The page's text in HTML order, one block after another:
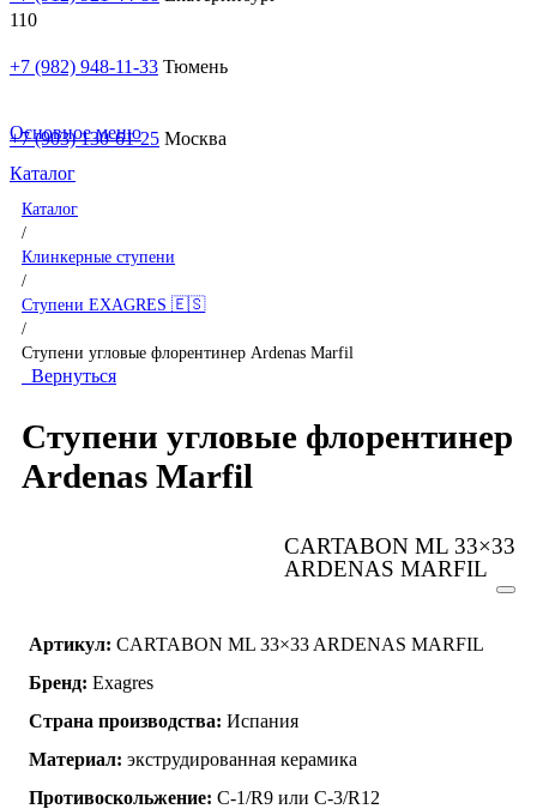
+7 (982) 948-11-33 Тюмень
+7 (903) 130-61-25 Москва
Основное меню
Каталог
Каталог
/
Клинкерные ступени
/
Ступени EXAGRES 🇪🇸
/
Ступени угловые флорентинер Ardenas Marfil
Вернуться
Ступени угловые флорентинер
Ardenas Marfil
CARTABON ML 33×33
ARDENAS MARFIL
Артикул: CARTABON ML 33×33 ARDENAS MARFIL
Бренд: Exagres
Страна производства: Испания
Материал: экструдированная керамика
Противоскольжение: C-1/R9 или C-3/R12